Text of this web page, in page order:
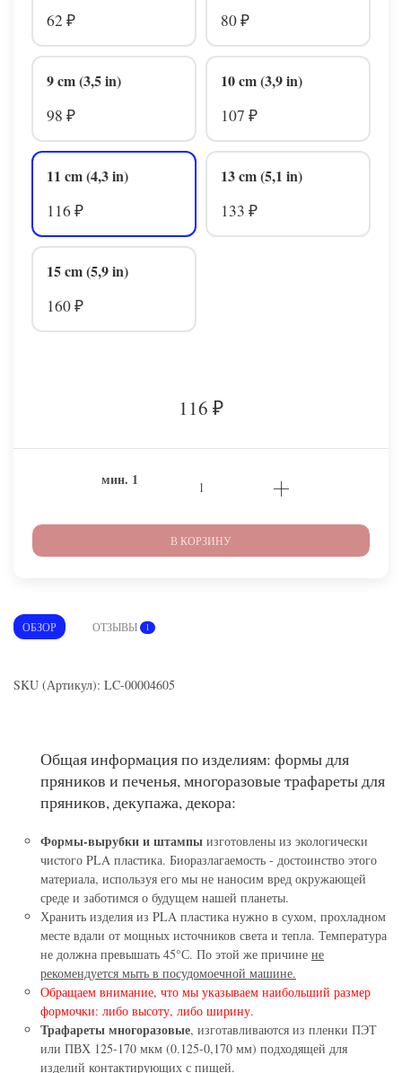
62 ₽
80 ₽
9 cm (3,5 in)
98 ₽
10 cm (3,9 in)
107 ₽
11 cm (4,3 in)
116 ₽
13 cm (5,1 in)
133 ₽
15 cm (5,9 in)
160 ₽
116 ₽
мин. 1
В КОРЗИНУ
ОБЗОР ОТЗЫВЫ 1
SKU (Артикул): LC-00004605
Общая информация по изделиям: формы для
пряников и печенья, многоразовые трафареты для
пряников, декупажа, декора:
Формы-вырубки и штампы изготовлены из экологически
чистого PLA пластика. Биоразлагаемость - достоинство этого
материала, используя его мы не наносим вред окружающей
среде и заботимся о будущем нашей планеты.
Хранить изделия из PLA пластика нужно в сухом, прохладном
месте вдали от мощных источников света и тепла. Температура
не должна превышать 45°С. По этой же причине не
рекомендуется мыть в посудомоечной машине.
Обращаем внимание, что мы указываем наибольший размер
формочки: либо высоту, либо ширину.
Трафареты многоразовые, изготавливаются из пленки ПЭТ
или ПВХ 125-170 мкм (0.125-0,170 мм) подходящей для
изделий контактирующих с пищей.